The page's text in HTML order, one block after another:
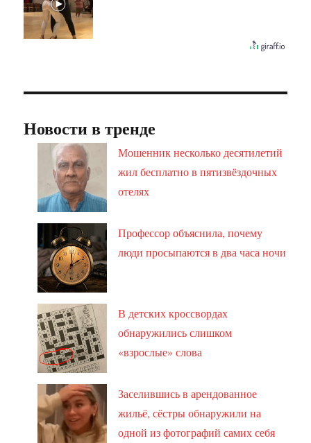
Новости в тренде
Мошенник несколько десятилетий
жил бесплатно в пятизвёздочных
отелях
Профессор объяснила, почему
люди просыпаются в два часа ночи
В детских кроссвордах
обнаружились слишком
«взрослые» слова
Заселившись в арендованное
жильё, сёстры обнаружили на
одной из фотографий самих себя